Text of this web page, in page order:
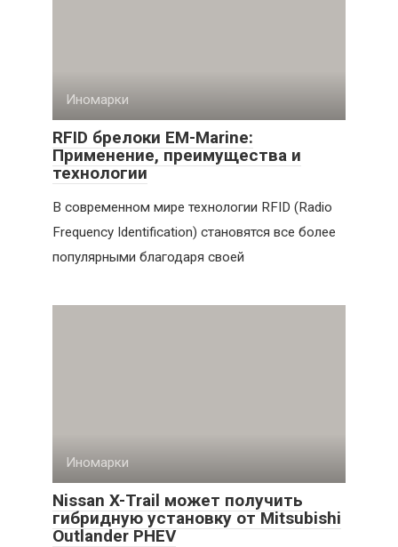
Иномарки
RFID брелоки EM-Marine:
Применение, преимущества и
технологии
В современном мире технологии RFID (Radio
Frequency Identification) становятся все более
популярными благодаря своей
Иномарки
Nissan X-Trail может получить
гибридную установку от Mitsubishi
Outlander PHEV